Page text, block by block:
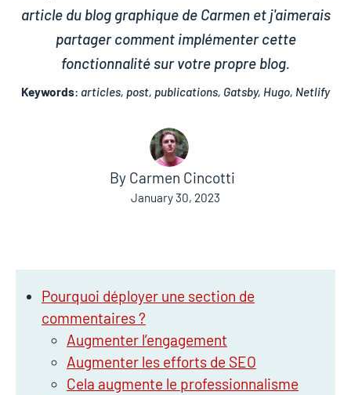
article du blog graphique de Carmen et j'aimerais
partager comment implémenter cette
fonctionnalité sur votre propre blog.
Keywords: articles, post, publications, Gatsby, Hugo, Netlify
By Carmen Cincotti
January 30, 2023
Pourquoi déployer une section de
commentaires ?
Augmenter l’engagement
Augmenter les efforts de SEO
Cela augmente le professionnalisme